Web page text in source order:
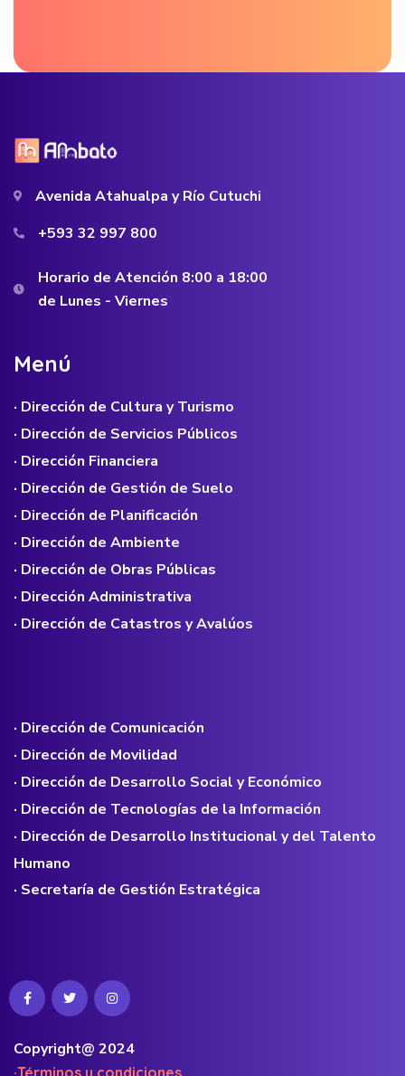
Avenida Atahualpa y Río Cutuchi
+593 32 997 800
Horario de Atención 8:00 a 18:00
de Lunes - Viernes
Menú
· Dirección de Cultura y Turismo
· Dirección de Servicios Públicos
· Dirección Financiera
· Dirección de Gestión de Suelo
· Dirección de Planificación
· Dirección de Ambiente
· Dirección de Obras Públicas
· Dirección Administrativa
· Dirección de Catastros y Avalúos
· Dirección de Comunicación
· Dirección de Movilidad
· Dirección de Desarrollo Social y Económico
· Dirección de Tecnologías de la Información
· Dirección de Desarrollo Institucional y del Talento
Humano
· Secretaría de Gestión Estratégica
Copyright@ 2024
·Términos y condiciones